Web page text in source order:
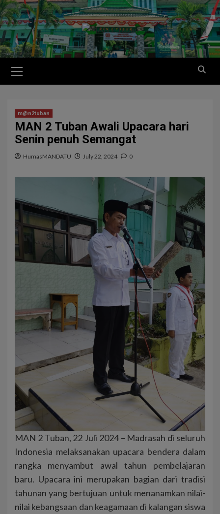
m@n2tuban
MAN 2 Tuban Awali Upacara hari
Senin penuh Semangat
HumasMANDATU July 22, 2024 0
MAN 2 Tuban, 22 Juli 2024 – Madrasah di seluruh
Indonesia melaksanakan upacara bendera dalam
rangka menyambut awal tahun pembelajaran
baru. Upacara ini merupakan bagian dari tradisi
tahunan yang bertujuan untuk menanamkan nilai-
nilai kebangsaan dan keagamaan di kalangan siswa